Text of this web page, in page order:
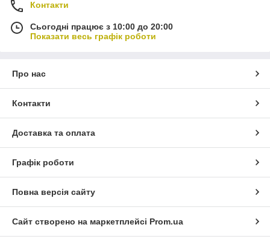
Контакти
Сьогодні працює з 10:00 до 20:00
Показати весь графік роботи
Про нас
Контакти
Доставка та оплата
Графік роботи
Повна версія сайту
Сайт створено на маркетплейсі Prom.ua